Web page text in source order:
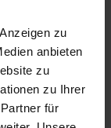
zu
anbieten
zu
zu Ihrer
für